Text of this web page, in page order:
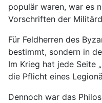
populär waren, war es
Vorschriften der
Für Feldherren des
bestimmt, sondern in
Im Krieg hat jede Seite
die Pflicht eines
Dennoch war das